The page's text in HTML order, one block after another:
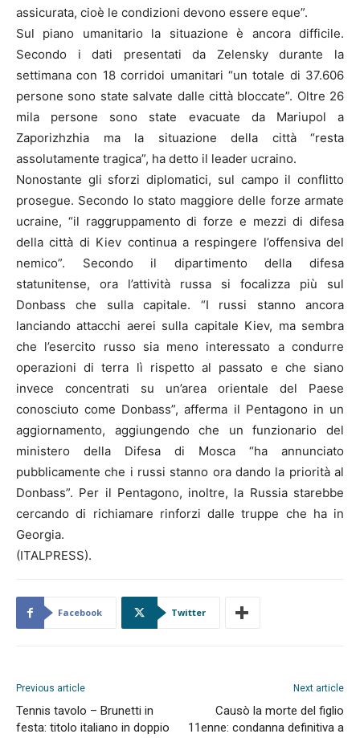
assicurata, cioè le condizioni devono essere eque”.
Sul piano umanitario la situazione è ancora difficile.
Secondo i dati presentati da Zelensky durante la
settimana con 18 corridoi umanitari “un totale di 37.606
persone sono state salvate dalle città bloccate”. Oltre 26
mila persone sono state evacuate da Mariupol a
Zaporizhzhia ma la situazione della città “resta
assolutamente tragica”, ha detto il leader ucraino.
Nonostante gli sforzi diplomatici, sul campo il conflitto
prosegue. Secondo lo stato maggiore delle forze armate
ucraine, “il raggruppamento di forze e mezzi di difesa
della città di Kiev continua a respingere l’offensiva del
nemico”. Secondo il dipartimento della difesa
statunitense, ora l’attività russa si focalizza più sul
Donbass che sulla capitale. “I russi stanno ancora
lanciando attacchi aerei sulla capitale Kiev, ma sembra
che l’esercito russo sia meno interessato a condurre
operazioni di terra lì rispetto al passato e che siano
invece concentrati su un’area orientale del Paese
conosciuto come Donbass”, afferma il Pentagono in un
aggiornamento, aggiungendo che un funzionario del
ministero della Difesa di Mosca “ha annunciato
pubblicamente che i russi stanno ora dando la priorità al
Donbass”. Per il Pentagono, inoltre, la Russia starebbe
cercando di richiamare rinforzi dalle truppe che ha in
Georgia.
(ITALPRESS).
Facebook Twitter
Previous article
Tennis tavolo – Brunetti in
festa: titolo italiano in doppio
Next article
Causò la morte del figlio
11enne: condanna definitiva a